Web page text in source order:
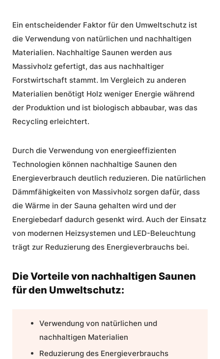
Ein entscheidender Faktor für den Umweltschutz ist
die Verwendung von natürlichen und nachhaltigen
Materialien. Nachhaltige Saunen werden aus
Massivholz gefertigt, das aus nachhaltiger
Forstwirtschaft stammt. Im Vergleich zu anderen
Materialien benötigt Holz weniger Energie während
der Produktion und ist biologisch abbaubar, was das
Recycling erleichtert.
Durch die Verwendung von energieeffizienten
Technologien können nachhaltige Saunen den
Energieverbrauch deutlich reduzieren. Die natürlichen
Dämmfähigkeiten von Massivholz sorgen dafür, dass
die Wärme in der Sauna gehalten wird und der
Energiebedarf dadurch gesenkt wird. Auch der Einsatz
von modernen Heizsystemen und LED-Beleuchtung
trägt zur Reduzierung des Energieverbrauchs bei.
Die Vorteile von nachhaltigen Saunen
für den Umweltschutz:
Verwendung von natürlichen und
nachhaltigen Materialien
Reduzierung des Energieverbrauchs